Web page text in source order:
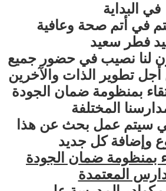
في البداية
في أتم صحة وعافية
فطر سعيد
لنا نصيب في حضور جميع
تطوير الذات والآخرين
بمنظومة ضمان الجودة
المختلفة
سيتم عمل بحث عن هذا
وإضافة كل جديد
بمنظومة ضمان الجودة
المعتمدة